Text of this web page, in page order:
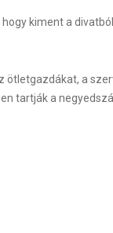
kiment a
ötletgazdákat, a
tartják a